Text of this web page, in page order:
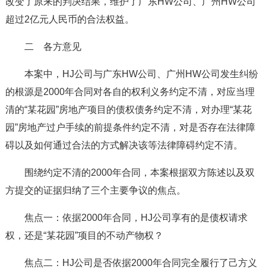
超过2亿元人民币的合法权益。
二 各方意见
本案中，HJ公司与广东HW公司、广州HW公司发生纠纷
的根源是2000年合同对各自的权利义务约定不清，对应当理
清的“某花园”房地产项目的债权债务约定不清，对办理“某花
园”房地产过户手续的前提条件约定不清，对是否存在法律障
碍以及如何通过合法的方式解决该等法律障碍约定不清。
围绕约定不清的2000年合同，本案根据双方陈述以及双
方提交的证据归纳了三个主要争议的焦点。
焦点一：依据2000年合同，HJ公司享有的是债权请求
权，还是“某花园”项目的不动产物权？
焦点二：HJ公司是否依据2000年合同完全履行了己方义